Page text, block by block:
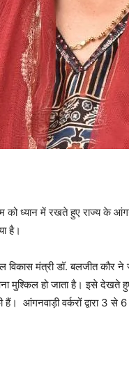
को ध्यान में रखते हुए राज्य के
है।
विकास मंत्री डॉ. बलजीत कौर
मुश्किल हो जाता है। इसे देखते
आंगनवाड़ी वर्करों द्वारा 3 से 6